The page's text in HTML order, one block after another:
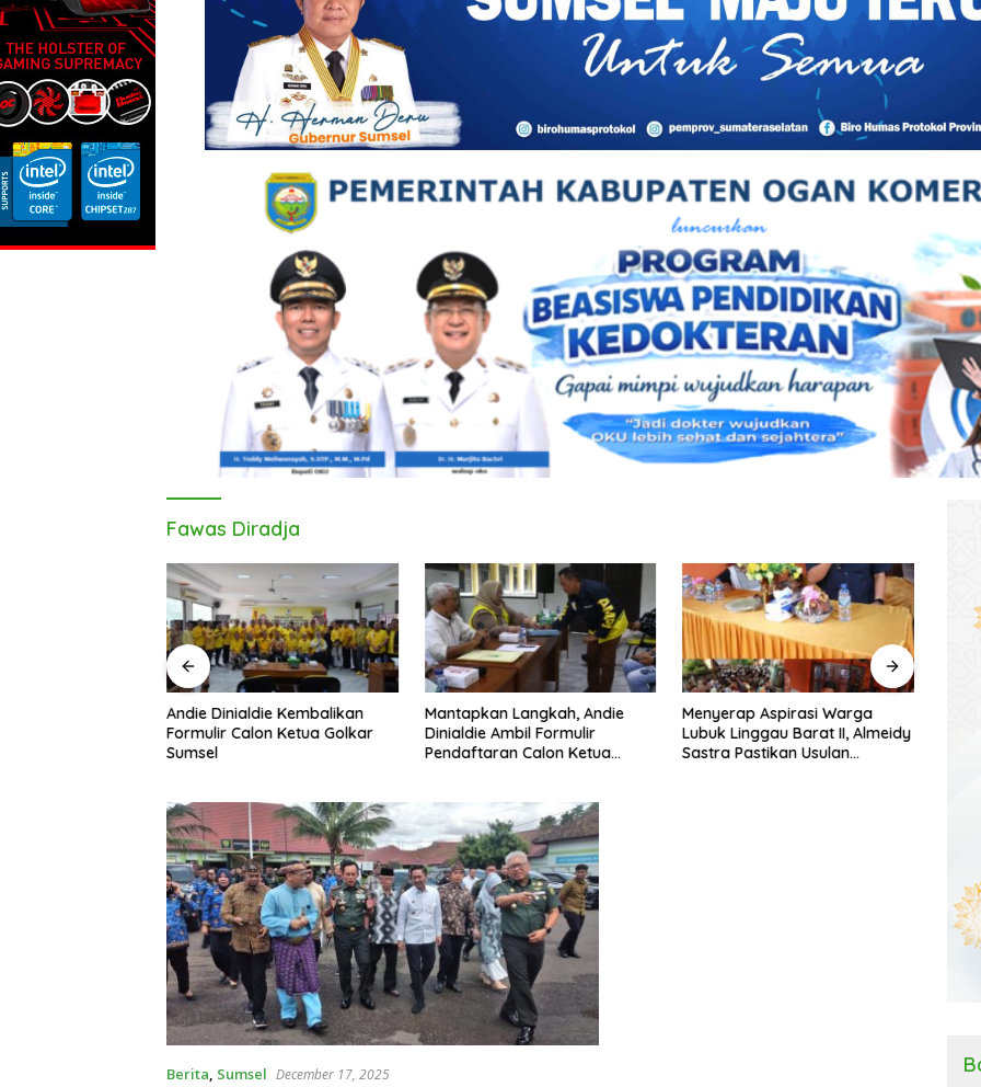
Fawas Diradja
Andie Dinialdie Kembalikan
Formulir Calon Ketua Golkar
Sumsel
Mantapkan Langkah, Andie
Dinialdie Ambil Formulir
Pendaftaran Calon Ketua
Menyerap Aspirasi Warga
Lubuk Linggau Barat II, Almeidy
Sastra Pastikan Usulan
Berita, Sumsel December 17, 2025